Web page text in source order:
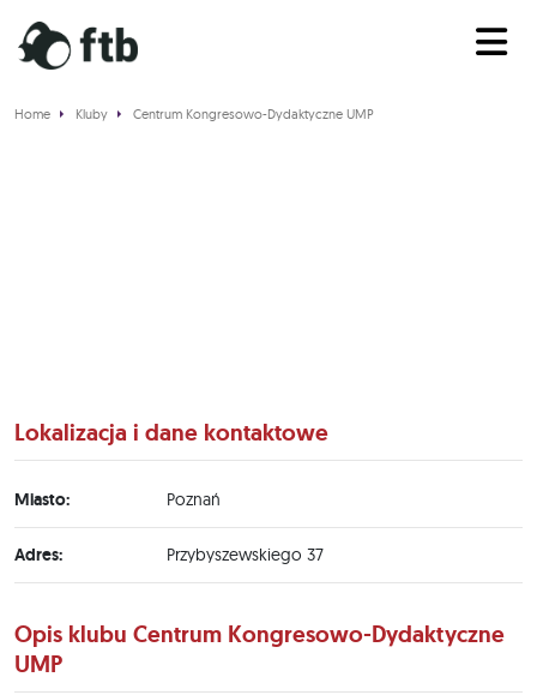
Home Kluby Centrum Kongresowo-Dydaktyczne UMP
Lokalizacja i dane kontaktowe
Miasto: Poznań
Adres: Przybyszewskiego 37
Opis klubu Centrum Kongresowo-Dydaktyczne
UMP